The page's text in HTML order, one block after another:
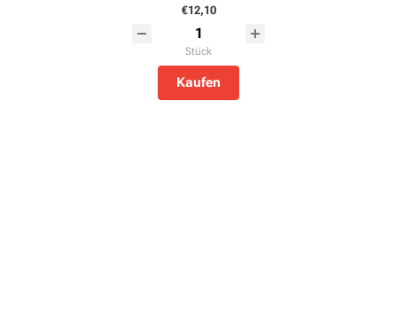
€12,10
Stück
Kaufen